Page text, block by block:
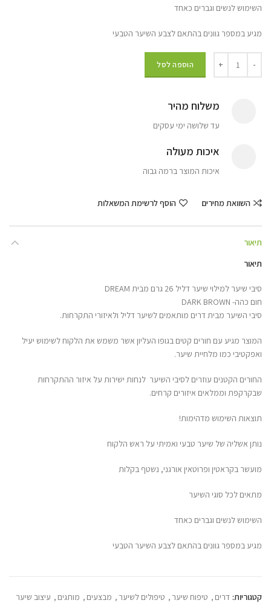
השימוש לנשים וגברים כאחד
מגיע במספר גוונים בהתאם לצבע השיער הטבעי
הוספה לסל
משלוח מהיר
עד שלושה ימי עסקים
איכות מעולה
איכות המוצר ברמה גבוה
השוואת מחירים הוסף לרשימת המשאלות
תיאור
תיאור
סיבי שיער למילוי שיער דליל 26 גרם מבית DREAM
חום כהה- DARK BROWN
סיבי השיער מבית דרים מותאמים לשיער דליל ולאיזורי התקרחות.
המוצר מגיע עם חורים קטים בגופו העליון אשר משמש את הלקוח לשימוש יעיל
ואפקטיבי כמו מלחיית שיער.
החורים הקטנים עוזרים לסיבי השיער לנחות ישירות על איזור ההתקרחות
שבקרקפת וממלאים איזורים קרחים.
תוצאות השימוש מדהימות!
נותן אשליה של שיער טבעי ואמיתי על ראש הלקוח
מועשר בקראטין ופרוטאין אורגני, נשטף בקלות
מתאים לכל סוגי השיער
השימוש לנשים וגברים כאחד
מגיע במספר גוונים בהתאם לצבע השיער הטבעי
קטגוריות: דרים , טיפוח שיער , טיפולים לשיער , מבצעים , מותגים , עיצוב שיער